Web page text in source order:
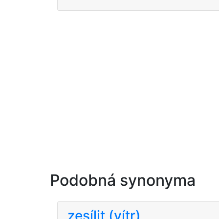
Podobná synonyma
zesílit (vítr)